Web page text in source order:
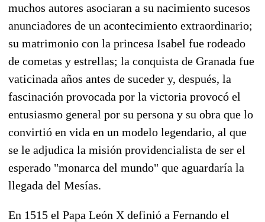
muchos autores asociaran a su nacimiento sucesos
anunciadores de un acontecimiento extraordinario;
su matrimonio con la princesa Isabel fue rodeado
de cometas y estrellas; la conquista de Granada fue
vaticinada años antes de suceder y, después, la
fascinación provocada por la victoria provocó el
entusiasmo general por su persona y su obra que lo
convirtió en vida en un modelo legendario, al que
se le adjudica la misión providencialista de ser el
esperado "monarca del mundo" que aguardaría la
llegada del Mesías.
En 1515 el Papa León X definió a Fernando el